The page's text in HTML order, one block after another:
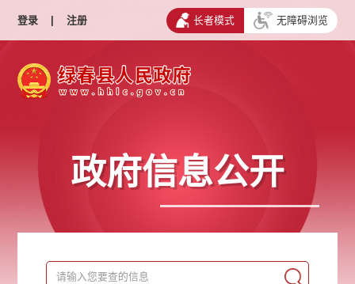
登录 | 注册 长者模式 无障碍浏览
政府信息公开